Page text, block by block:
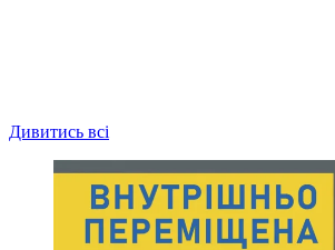
Дивитись всі